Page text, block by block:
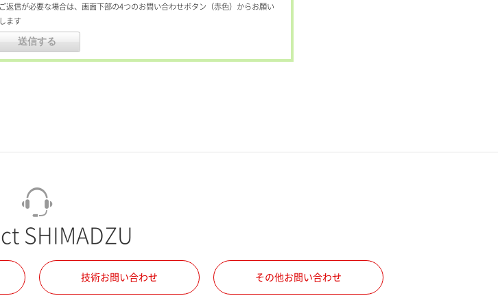
ご返信が必要な場合は、画面下部の4つのお問い合わせボタン（赤色）からお願い
します
SHIMADZU
技術お問い合わせ その他お問い合わせ